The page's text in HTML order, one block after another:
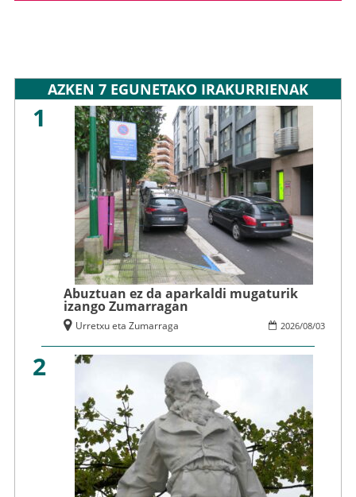
AZKEN 7 EGUNETAKO IRAKURRIENAK
1
Abuztuan ez da aparkaldi mugaturik
izango Zumarragan
2026/08/03
Urretxu eta Zumarraga
2